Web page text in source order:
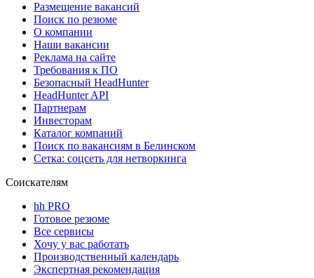
Размещение вакансий
Поиск по резюме
О компании
Наши вакансии
Реклама на сайте
Требования к ПО
Безопасный HeadHunter
HeadHunter API
Партнерам
Инвесторам
Каталог компаний
Поиск по вакансиям в Белинском
Сетка: соцсеть для нетворкинга
Соискателям
hh PRO
Готовое резюме
Все сервисы
Хочу у вас работать
Производственный календарь
Экспертная рекомендация